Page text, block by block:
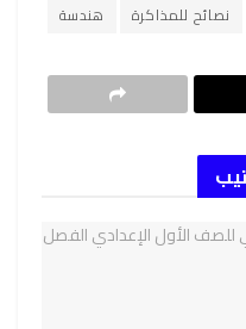
نصائح للمذاكرة هندسة